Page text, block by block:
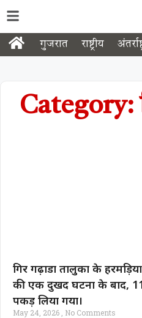
गुजरात राष्ट्रीय
Category:
गिर गढ़ाडा तालुका के
की एक दुखद घटना के बाद,
पकड़ लिया गया।
May 24, 2026 No Comments